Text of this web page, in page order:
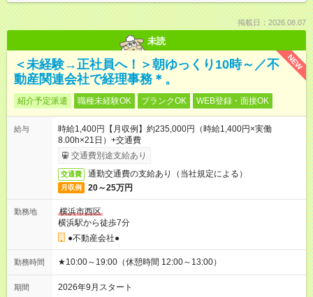
掲載日：2026.08.07
未読
NEW
＜未経験→正社員へ！＞朝ゆっくり10時～／不
動産関連会社で経理事務＊。
紹介予定派遣 職種未経験OK ブランクOK WEB登録・面接OK
給与
時給1,400円【月収例】約235,000円（時給1,400円×実働
8.00h×21日）+交通費
交通費別途支給あり
交通費 通勤交通費の支給あり（当社規定による）
月収例 20～25万円
勤務地
横浜市西区
横浜駅から徒歩7分
●不動産会社●
勤務時間 ★10:00～19:00（休憩時間 12:00～13:00）
期間 2026年9月スタート